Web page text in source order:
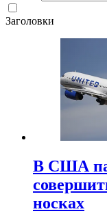
Заголовки
В США
носках